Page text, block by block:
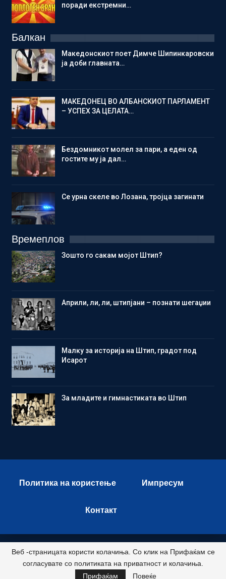
поради екстремни…
Балкан
Македонскиот поет Димче Шипинкаровски
ја доби главната…
МАКЕДОНЕЦ ВО АЛБАНСКИОТ ПАРЛАМЕНТ
– УСПЕХ ЗА ЦЕЛАТА…
Бездомникот молел за пари, а еден од
гостите му ја дал…
Се урна скеле во Лозана, тројца загинати
Времеплов
Зошто го сакам мојот Штип?
Aприли, ли, ли, штипјани – познати шегаџии
Малку за историја на Штип, градот под
Исарот
Зa младите и гимнастиката во Штип
Политика на користење Импресум
Контакт
© 2026 - Istok Press. All Rights Reserved.
Развиено и хостирано од
Веб -страницата користи колачиња. Со клик на Прифаќам се
согласувате со политиката на приватност и колачиња.
Прифаќам
Повеќе